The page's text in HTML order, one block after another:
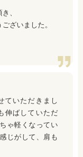
、
ざいました。
ていただきまし
伸ばしていただ
ゃ軽くなってい
じがして、肩も